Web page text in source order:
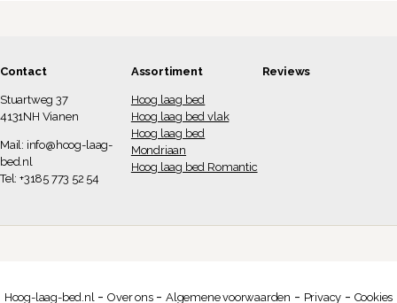
Contact
Stuartweg 37
4131NH Vianen
Mail: info@hoog-laag-
bed.nl
Tel: +3185 773 52 54
Assortiment
Hoog laag bed
Hoog laag bed vlak
Hoog laag bed
Mondriaan
Hoog laag bed Romantic
Reviews
Hoog-laag-bed.nl-Over ons- Algemene voorwaarden - Privacy - Cookies